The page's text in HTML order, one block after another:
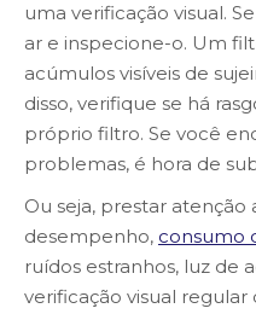
uma verificação visual.
ar e inspecione-o. Um
acúmulos visíveis de
disso, verifique se há
próprio filtro. Se você
problemas, é hora de
Ou seja, prestar atenção
desempenho, consumo
ruídos estranhos, luz de
verificação visual